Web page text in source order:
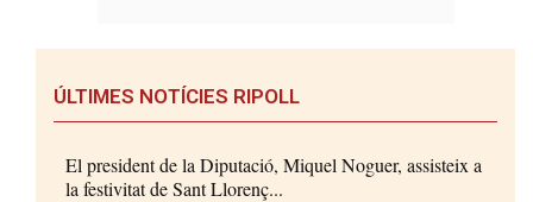
ÚLTIMES NOTÍCIES RIPOLL
El president de la Diputació, Miquel Noguer, assisteix a
la festivitat de Sant Llorenç...